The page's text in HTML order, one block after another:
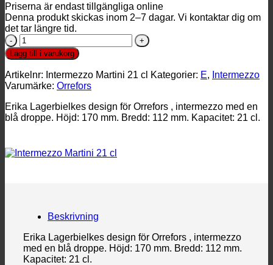
Priserna är endast tillgängliga online
Denna produkt skickas inom 2–7 dagar. Vi kontaktar dig om
det tar längre tid.
Intermezzo
Martini
21
cl
mängd
Lägg till i varukorg
Artikelnr: Intermezzo Martini 21 cl Kategorier: E, Intermezzo
Varumärke: Orrefors
Erika Lagerbielkes design för Orrefors , intermezzo med en
blå droppe. Höjd: 170 mm. Bredd: 112 mm. Kapacitet: 21 cl.
Beskrivning
Erika Lagerbielkes design för Orrefors , intermezzo
med en blå droppe. Höjd: 170 mm. Bredd: 112 mm.
Kapacitet: 21 cl.